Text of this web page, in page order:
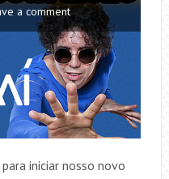
a comment
iniciar nosso novo